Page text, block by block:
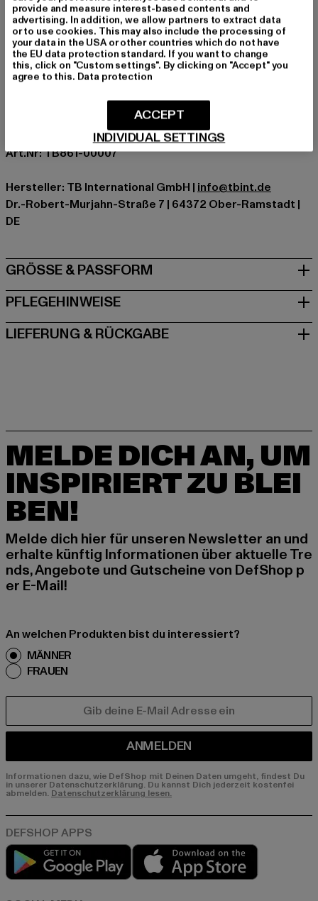
Verschlussarten: Reißverschluss
Details: Einschubtaschen
Schnitt: Normal
Marke: Urban Classics
Kat.: Bomberjacken
Materialzusammensetzung: 100% Nylon, 100% Polyester
Art.Nr: TB861-00007
Hersteller: TB International GmbH | info@tbint.de
Dr.-Robert-Murjahn-Straße 7 | 64372 Ober-Ramstadt |
DE
GRÖSSE & PASSFORM
PFLEGEHINWEISE
LIEFERUNG & RÜCKGABE
MELDE DICH AN, UM
INSPIRIERT ZU BLEI
BEN!
Melde dich hier für unseren Newsletter an und
erhalte künftig Informationen über aktuelle Tre
nds, Angebote und Gutscheine von DefShop p
er E-Mail!
An welchen Produkten bist du interessiert?
MÄNNER
FRAUEN
ANMELDEN
Informationen dazu, wie DefShop mit Deinen Daten umgeht, findest Du
in unserer Datenschutzerklärung. Du kannst Dich jederzeit kostenfei
abmelden. Datenschutzerklärung lesen.
Play market
provide and measure interest-based contents and
advertising. In addition, we allow partners to extract data
or to use cookies. This may also include the processing of
your data in the USA or other countries which do not have
the EU data protection standard. If you want to change
this, click on "Custom settings". By clicking on "Accept" you
agree to this. Data protection
INDIVIDUAL SETTINGS
ACCEPT